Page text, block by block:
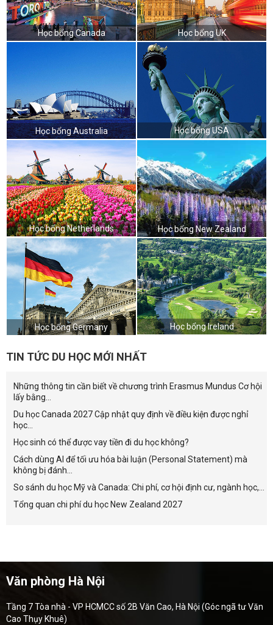
Học bổng Canada Học bổng UK
Học bổng Australia Học bổng USA
Học bổng Netherlands Học bổng New Zealand
Học bổng Germany Học bổng Ireland
TIN TỨC DU HỌC MỚI NHẤT
Những thông tin cần biết về chương trình Erasmus Mundus Cơ hội
lấy bằng...
Du học Canada 2027 Cập nhật quy định về điều kiện được nghỉ
học...
Học sinh có thể được vay tiền đi du học không?
Cách dùng AI để tối ưu hóa bài luận (Personal Statement) mà
không bị đánh...
So sánh du học Mỹ và Canada: Chi phí, cơ hội định cư, ngành học,...
Tổng quan chi phí du học New Zealand 2027
Văn phòng Hà Nội
Tầng 7 Tòa nhà - VP HCMCC số 2B Văn Cao, Hà Nội (Góc ngã tư Văn
Cao Thụy Khuê)